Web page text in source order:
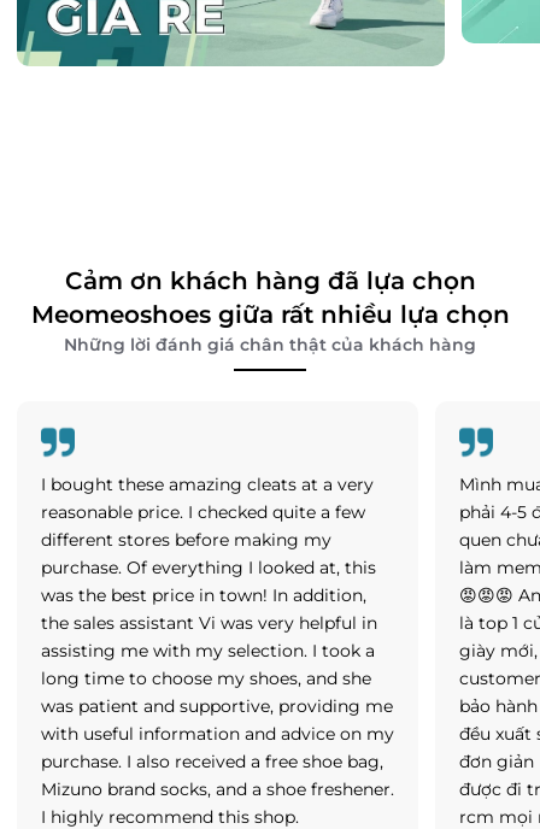
Cảm ơn khách hàng đã lựa chọn
Meomeoshoes giữa rất nhiều lựa chọn
Những lời đánh giá chân thật của khách hàng
I bought these amazing cleats at a very
reasonable price. I checked quite a few
different stores before making my
purchase. Of everything I looked at, this
was the best price in town! In addition,
the sales assistant Vi was very helpful in
assisting me with my selection. I took a
long time to choose my shoes, and she
was patient and supportive, providing me
with useful information and advice on my
purchase. I also received a free shoe bag,
Mizuno brand socks, and a shoe freshener.
I highly recommend this shop.
Mình
phải 4-5
quen
làm
😡😡😡
là top 1
giày mới,
bảo
đều xuất
đơn giản
được đi
rcm mọi